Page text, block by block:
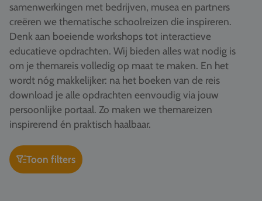
Referenties
Vacatures
Contact
076 522 30 57
Klantportaal
samenwerkingen met bedrijven, musea en partners
creëren we thematische schoolreizen die inspireren.
Denk aan boeiende workshops tot interactieve
educatieve opdrachten. Wij bieden alles wat nodig is
om je themareis volledig op maat te maken. En het
wordt nóg makkelijker: na het boeken van de reis
download je alle opdrachten eenvoudig via jouw
persoonlijke portaal. Zo maken we themareizen
inspirerend én praktisch haalbaar.
Toon filters